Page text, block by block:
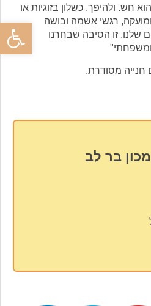
פתח
חש. ולהיפך, כשלון בזוגיות או
רגשי אשמה ובושה
שלנו. זו הסיבה שבחרנו
ומשפחתי"
מסודרת.
בר לב